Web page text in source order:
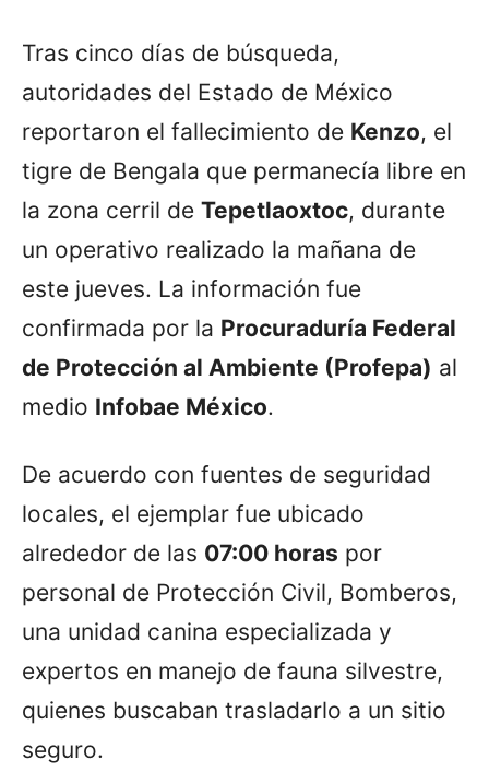
Tras cinco días de búsqueda,
autoridades del Estado de México
reportaron el fallecimiento de Kenzo, el
tigre de Bengala que permanecía libre en
la zona cerril de Tepetlaoxtoc, durante
un operativo realizado la mañana de
este jueves. La información fue
confirmada por la Procuraduría Federal
de Protección al Ambiente (Profepa) al
medio Infobae México.
De acuerdo con fuentes de seguridad
locales, el ejemplar fue ubicado
alrededor de las 07:00 horas por
personal de Protección Civil, Bomberos,
una unidad canina especializada y
expertos en manejo de fauna silvestre,
quienes buscaban trasladarlo a un sitio
seguro.